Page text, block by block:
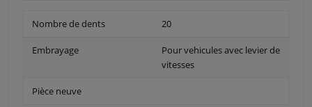
Nombre de dents 20
Embrayage
Pour vehicules avec levier de
vitesses
Pièce neuve